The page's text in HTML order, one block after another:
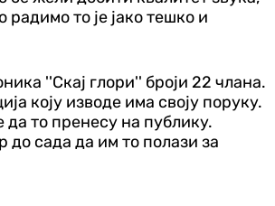
радимо то је јако тешко и
''Скај глори'' броји 22 члана.
коју изводе има своју поруку.
да то пренесу на публику.
до сада да им то полази за